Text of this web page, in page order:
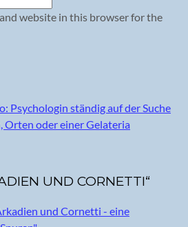
and website in this browser for the
UND CORNETTI“